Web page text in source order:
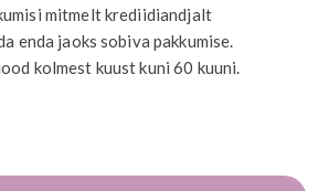
mitmelt krediidiandjalt
enda jaoks sobiva pakkumise.
kolmest kuust kuni 60 kuuni.